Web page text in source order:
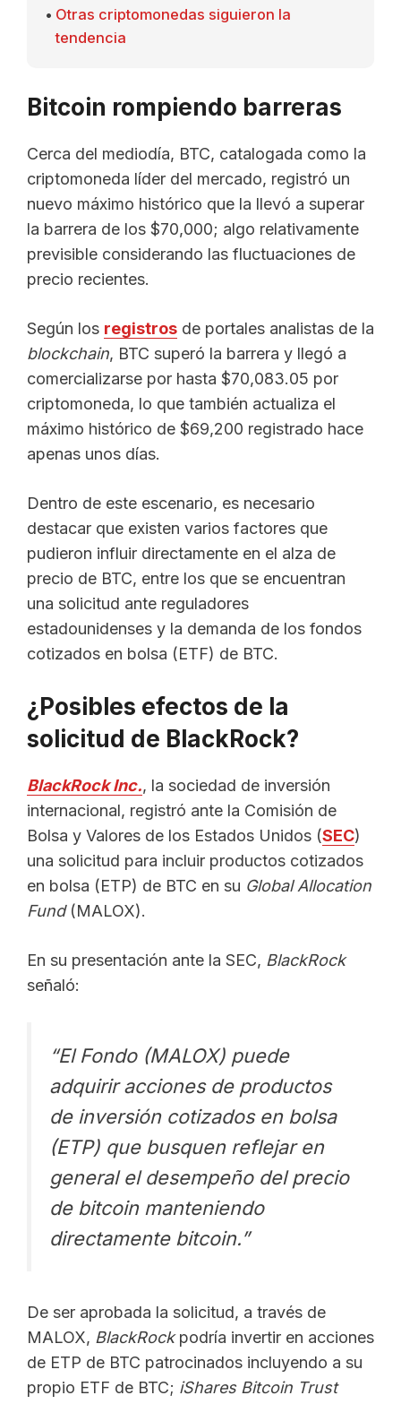
Otras criptomonedas siguieron la
tendencia
Bitcoin rompiendo barreras
Cerca del mediodía, BTC, catalogada como la
criptomoneda líder del mercado, registró un
nuevo máximo histórico que la llevó a superar
la barrera de los $70,000; algo relativamente
previsible considerando las fluctuaciones de
precio recientes.
Según los registros de portales analistas de la
blockchain, BTC superó la barrera y llegó a
comercializarse por hasta $70,083.05 por
criptomoneda, lo que también actualiza el
máximo histórico de $69,200 registrado hace
apenas unos días.
Dentro de este escenario, es necesario
destacar que existen varios factores que
pudieron influir directamente en el alza de
precio de BTC, entre los que se encuentran
una solicitud ante reguladores
estadounidenses y la demanda de los fondos
cotizados en bolsa (ETF) de BTC.
¿Posibles efectos de la
solicitud de BlackRock?
BlackRock Inc., la sociedad de inversión
internacional, registró ante la Comisión de
Bolsa y Valores de los Estados Unidos (SEC)
una solicitud para incluir productos cotizados
en bolsa (ETP) de BTC en su Global Allocation
Fund(MALOX).
En su presentación ante la SEC, BlackRock
señaló:
“El Fondo (MALOX) puede
adquirir acciones de productos
de inversión cotizados en bolsa
(ETP) que busquen reflejar en
general el desempeño del precio
de bitcoin manteniendo
directamente bitcoin.”
De ser aprobada la solicitud, a través de
MALOX, BlackRockpodría invertir en acciones
de ETP de BTC patrocinados incluyendo a su
propio ETF de BTC; iShares Bitcoin Trust